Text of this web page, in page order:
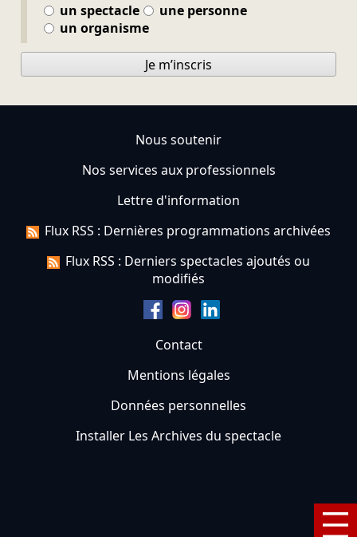
un spectacle
une personne
un organisme
Je m’inscris
Nous soutenir
Nos services aux professionnels
Lettre d'information
Flux RSS : Dernières programmations archivées
Flux RSS : Derniers spectacles ajoutés ou
modifiés
Contact
Mentions légales
Données personnelles
Installer Les Archives du spectacle